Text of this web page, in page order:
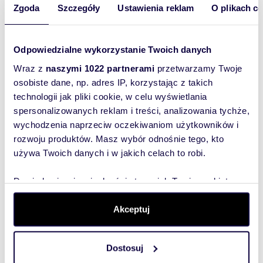
Zgoda Szczegóły Ustawienia reklam O plikach
Odpowiedzialne wykorzystanie Twoich danych
Wraz z naszymi 1022 partnerami przetwarzamy Twoje
osobiste dane, np. adres IP, korzystając z takich
technologii jak pliki cookie, w celu wyświetlania
spersonalizowanych reklam i treści, analizowania tychże,
wychodzenia naprzeciw oczekiwaniom użytkowników i
rozwoju produktów. Masz wybór odnośnie tego, kto
używa Twoich danych i w jakich celach to robi.
Dowiedz się więcej odnośnie tego, jak Twoje osobiste
dane są przetwarzane oraz ustaw własne preferencje w
. W Deklaracji plików cookie możesz
zmienić lub wycofać swoją zgodę w dowolnej chwili.
Wykorzystujemy pliki cookie do spersonalizowania treści
Akceptuj
Dostosuj
Wydajna wentylacja , instalacje wodno-
Dodatki: oświetlenie, alarm.
Lokal po generalnym remoncie w 2024 r., w
pełni umeblowany i wyposażony - możesz
ruszyć z biznesem natychmiast , bez
dodatkowych kosztów!
Idealny pod kebab, pizzę, burgerownię,
kawiarnię śniadaniową czy catering.
Dlaczego warto? Niskie koszty stałe w
transparentna transakcja z pełną dokumentacją.
5x mały stolik
1x duży stolik
Wyślij
wiadomość
To najlepszy
sposób, aby
właściciel
oferty
Tobą